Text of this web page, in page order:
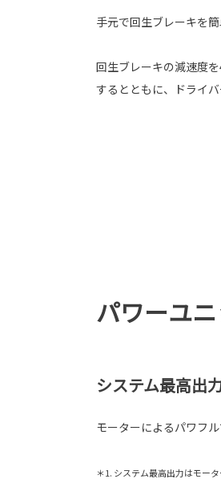
手元で回生ブレーキを簡
回生ブレーキの減速度
するとともに、ドライ
パワーユ
システム最高出
モーターによるパワフル
＊1. システム最高出力はモー